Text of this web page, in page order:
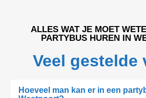
ALLES WAT JE MOET
PARTYBUS HUREN IN
Veel gestelde
Hoeveel man kan er in een